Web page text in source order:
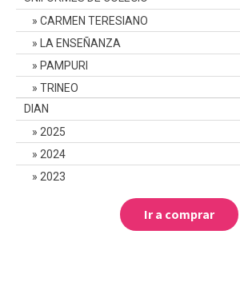
CARMEN TERESIANO
LA ENSEÑANZA
PAMPURI
TRINEO
DIAN
2025
2024
2023
Ir a comprar